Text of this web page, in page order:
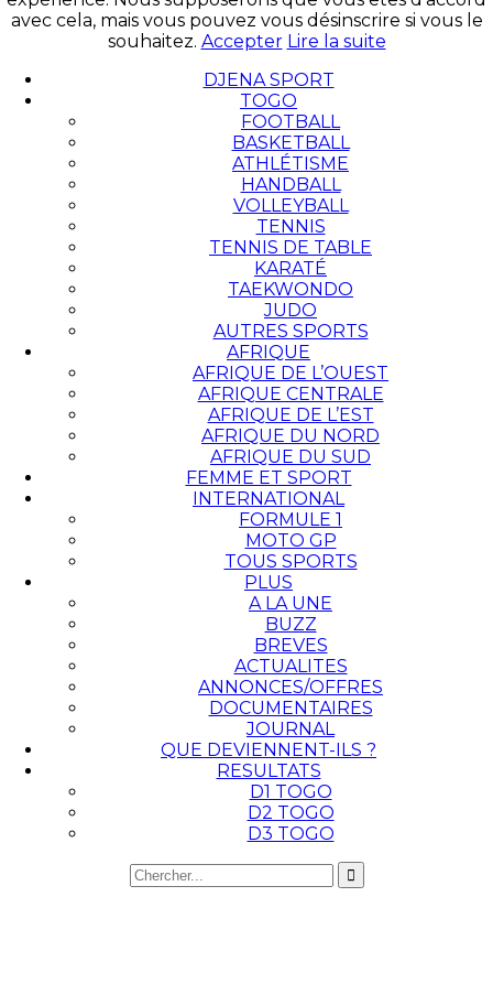
avec cela, mais vous pouvez vous désinscrire si vous le
souhaitez. Accepter Lire la suite
DJENA SPORT
TOGO
FOOTBALL
BASKETBALL
ATHLÉTISME
HANDBALL
VOLLEYBALL
TENNIS
TENNIS DE TABLE
KARATÉ
TAEKWONDO
JUDO
AUTRES SPORTS
AFRIQUE
AFRIQUE DE L’OUEST
AFRIQUE CENTRALE
AFRIQUE DE L’EST
AFRIQUE DU NORD
AFRIQUE DU SUD
FEMME ET SPORT
INTERNATIONAL
FORMULE 1
MOTO GP
TOUS SPORTS
PLUS
A LA UNE
BUZZ
BREVES
ACTUALITES
ANNONCES/OFFRES
DOCUMENTAIRES
JOURNAL
QUE DEVIENNENT-ILS ?
RESULTATS
D1 TOGO
D2 TOGO
D3 TOGO